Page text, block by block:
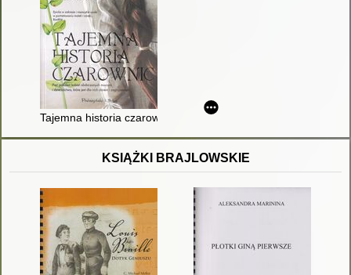
Tajemna historia czarownic
KSIĄŻKI BRAJLOWSKIE